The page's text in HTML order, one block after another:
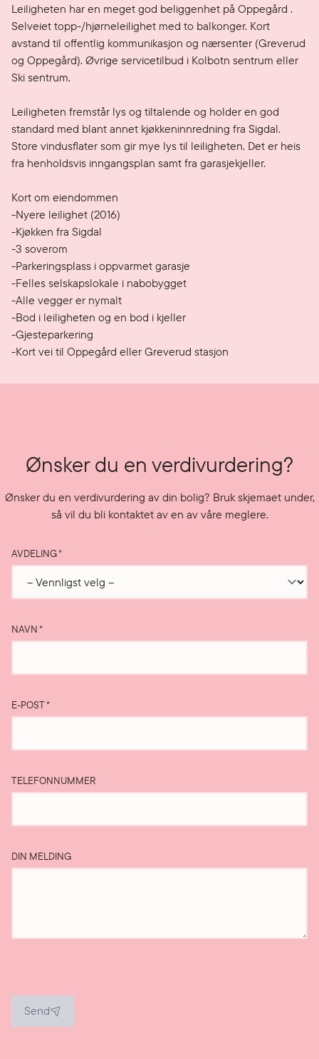
Leiligheten har en meget god beliggenhet på Oppegård .
Selveiet topp-/hjørneleilighet med to balkonger. Kort
avstand til offentlig kommunikasjon og nærsenter (Greverud
og Oppegård). Øvrige servicetilbud i Kolbotn sentrum eller
Ski sentrum.
Leiligheten fremstår lys og tiltalende og holder en god
standard med blant annet kjøkkeninnredning fra Sigdal.
Store vindusflater som gir mye lys til leiligheten. Det er heis
fra henholdsvis inngangsplan samt fra garasjekjeller.
Kort om eiendommen
-Nyere leilighet (2016)
-Kjøkken fra Sigdal
-3 soverom
-Parkeringsplass i oppvarmet garasje
-Felles selskapslokale i nabobygget
-Alle vegger er nymalt
-Bod i leiligheten og en bod i kjeller
-Gjesteparkering
-Kort vei til Oppegård eller Greverud stasjon
Ønsker du en verdivurdering?
Ønsker du en verdivurdering av din bolig? Bruk skjemaet under,
så vil du bli kontaktet av en av våre meglere.
AVDELING*
NAVN*
E-POST*
TELEFONNUMMER
DIN MELDING
Send